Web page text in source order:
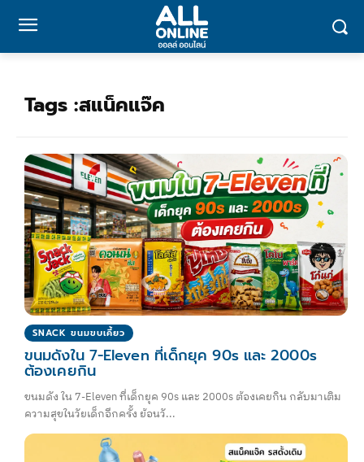
Tags :สแน็คแจ๊ค
SNACK ขนมขบเคี้ยว
ขนมดังใน 7-Eleven ที่เด็กยุค 90s และ 2000s
ต้องเคยกิน
ขนมดัง ใน 7-Eleven ที่เด็กยุค 90s และ 2000s ต้องเคยกิน กลับมาเติม
ความสุขในวัยเด็กอีกครั้ง ย้อนวั...